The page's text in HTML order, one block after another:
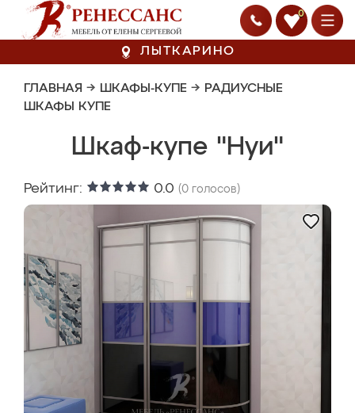
0
ЛЫТКАРИНО
ГЛАВНАЯ → ШКАФЫ-КУПЕ → РАДИУСНЫЕ
ШКАФЫ КУПЕ
Шкаф-купе "Нуи"
Рейтинг: 0.0 (0 голосов)